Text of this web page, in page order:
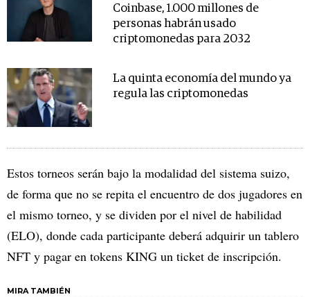
Coinbase, 1.000 millones de
personas habrán usado
criptomonedas para 2032
La quinta economía del mundo ya
regula las criptomonedas
Estos torneos serán bajo la modalidad del sistema suizo,
de forma que no se repita el encuentro de dos jugadores en
el mismo torneo, y se dividen por el nivel de habilidad
(ELO), donde cada participante deberá adquirir un tablero
NFT y pagar en tokens KING un ticket de inscripción.
MIRA TAMBIÉN